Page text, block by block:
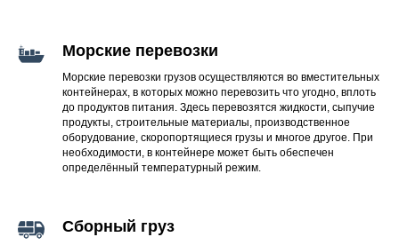
Морские перевозки
Морские перевозки грузов осуществляются во вместительных
контейнерах, в которых можно перевозить что угодно, вплоть
до продуктов питания. Здесь перевозятся жидкости, сыпучие
продукты, строительные материалы, производственное
оборудование, скоропортящиеся грузы и многое другое. При
необходимости, в контейнере может быть обеспечен
определённый температурный режим.
Сборный груз